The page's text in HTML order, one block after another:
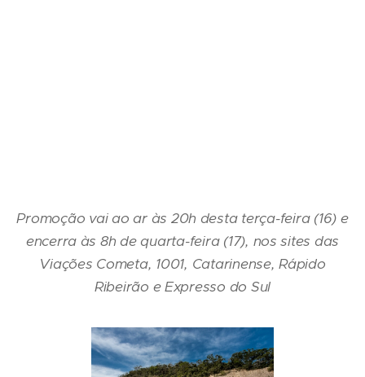
Promoção vai ao ar às 20h desta terça-feira (16) e
encerra às 8h de quarta-feira (17), nos sites das
Viações Cometa, 1001, Catarinense, Rápido
Ribeirão e Expresso do Sul